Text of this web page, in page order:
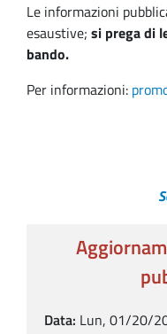
Le informazioni
esaustive; si prega di
bando.
Per informazioni:
Data Lun, 01/20/